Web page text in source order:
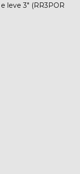
leve 3" (RR3POR